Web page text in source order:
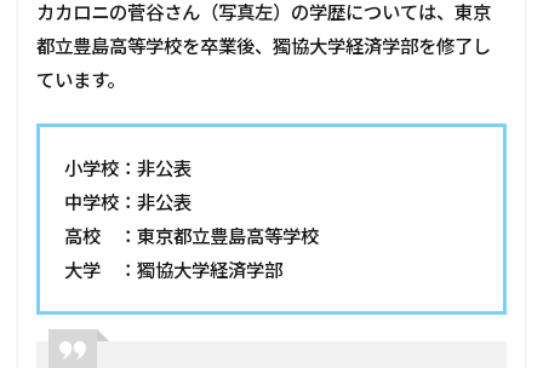
カカロニの菅谷さん（写真左）の学歴については、東京
都立豊島高等学校を卒業後、獨協大学経済学部を修了し
ています。
小学校：非公表
中学校：非公表
高校 ：東京都立豊島高等学校
大学 ：獨協大学経済学部